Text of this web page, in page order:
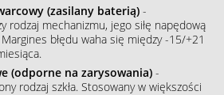
(zasilany baterią) -
rodzaj mechanizmu, jego siłę napędową
błędu waha się między -15/+21
(odporne na zarysowania) -
rodzaj szkła. Stosowany w większości